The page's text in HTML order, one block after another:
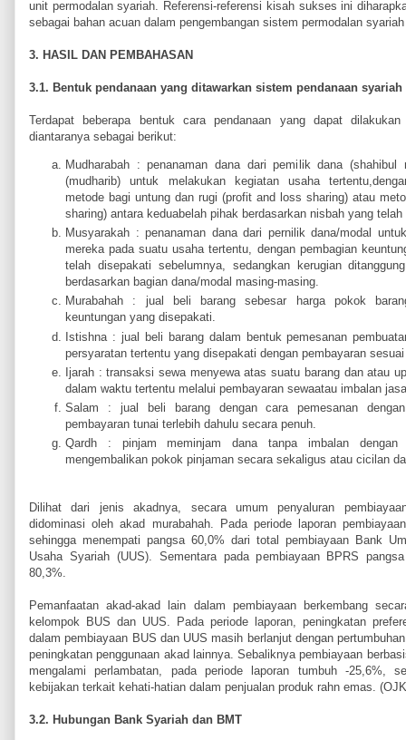
unit permodalan syariah. Referensi-referensi kisah sukses ini
sebagai bahan acuan dalam pengembangan sistem permodalan
3. HASIL DAN PEMBAHASAN
3.1. Bentuk pendanaan yang ditawarkan sistem pendanaan syariah
Terdapat beberapa bentuk cara pendanaan yang dapat
diantaranya sebagai berikut:
Mudharabah : penanaman dana dari pemilik dana (shahibul
(mudharib) untuk melakukan kegiatan usaha
metode bagi untung dan rugi (profit and loss sharing) atau
sharing) antara keduabelah pihak berdasarkan nisbah yang
Musyarakah : penanaman dana dari pernilik dana/modal
mereka pada suatu usaha tertentu, dengan pembagian
telah disepakati sebelumnya, sedangkan kerugian
berdasarkan bagian dana/modal masing-masing.
Murabahah : jual beli barang sebesar harga pokok
keuntungan yang disepakati.
Istishna : jual beli barang dalam bentuk pemesanan
persyaratan tertentu yang disepakati dengan pembayaran
Ijarah : transaksi sewa menyewa atas suatu barang dan atau
dalam waktu tertentu melalui pembayaran sewaatau imbalan
Salam : jual beli barang dengan cara pemesanan
pembayaran tunai terlebih dahulu secara penuh.
Qardh : pinjam meminjam dana tanpa imbalan dengan
mengembalikan pokok pinjaman secara sekaligus atau cicilan
Dilihat dari jenis akadnya, secara umum penyaluran
didominasi oleh akad murabahah. Pada periode laporan
sehingga menempati pangsa 60,0% dari total pembiayaan Bank
Usaha Syariah (UUS). Sementara pada pembiayaan BPRS
80,3%.
Pemanfaatan akad-akad lain dalam pembiayaan berkembang
kelompok BUS dan UUS. Pada periode laporan, peningkatan
dalam pembiayaan BUS dan UUS masih berlanjut dengan
peningkatan penggunaan akad lainnya. Sebaliknya pembiayaan
mengalami perlambatan, pada periode laporan tumbuh -25,6%,
kebijakan terkait kehati-hatian dalam penjualan produk rahn emas.
3.2. Hubungan Bank Syariah dan BMT